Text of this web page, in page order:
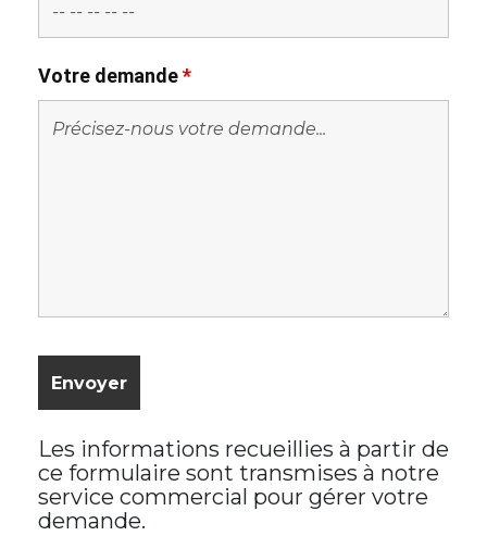
Votre demande*
Les informations recueillies à partir de
ce formulaire sont transmises à notre
service commercial pour gérer votre
demande.